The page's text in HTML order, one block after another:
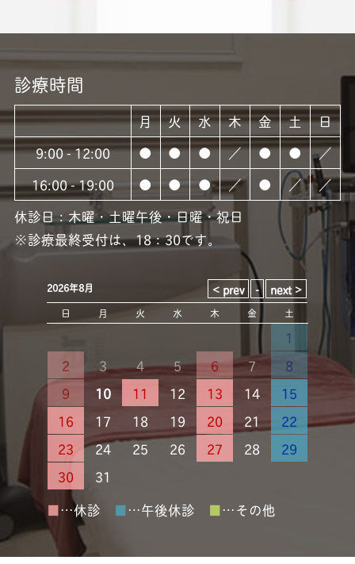
診療時間
月 火 水 木 金 土
日
9:00 - 12:00
● ● ● ／ ● ●
／
16:00 - 19:00
● ● ● ／ ● ／
／
休診日：木曜・土曜午後・日曜・祝日
※診療最終受付は、18：30です。
2026年8月
日
月 火 水 木 金 土
1
2
3 4 5 6 7
8
9
10 11 12 13 14
15
16
17 18 19 20 21
22
23
24 25 26 27 28
29
30
31
■…休診 ■…午後休診 ■…その他